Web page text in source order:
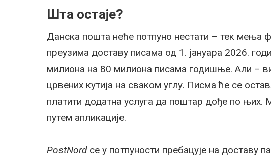
Шта остаје?
Данска пошта неће потпуно нестати – тек мења
преузима доставу писама од 1. јануара 2026.
милиона на 80 милиона писама годишње. Али –
црвених кутија на сваком углу. Писма ће се
платити додатна услуга да поштар дође по њих.
путем апликације.
PostNordсе у потпуности пребацује на доставу